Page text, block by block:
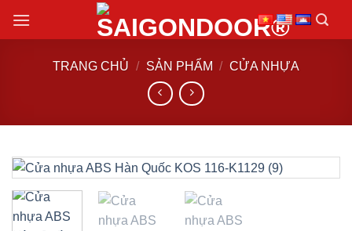
đến
TRANG CHỦ / SẢN PHẨM / CỬA NHỰA